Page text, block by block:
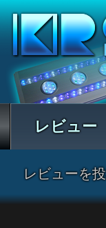
レビュー
レビューを